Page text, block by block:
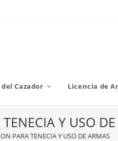
Cazador Licencia de
Y USO
PARA TENECIA Y USO DE ARMAS